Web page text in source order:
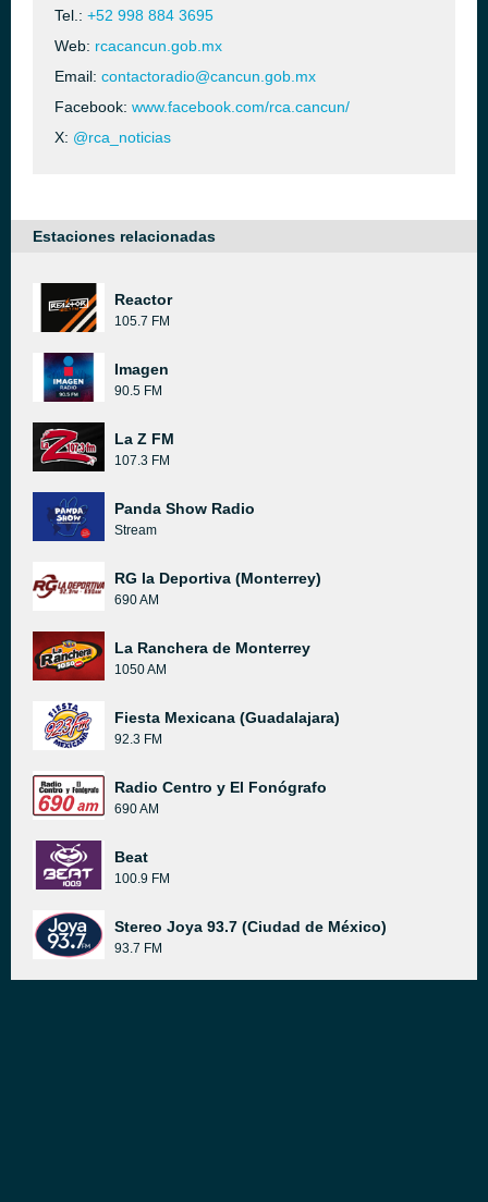
Tel.: +52 998 884 3695
Web: rcacancun.gob.mx
Email: contactoradio@cancun.gob.mx
Facebook: www.facebook.com/rca.cancun/
X: @rca_noticias
Estaciones relacionadas
Reactor
105.7 FM
Imagen
90.5 FM
La Z FM
107.3 FM
Panda Show Radio
Stream
RG la Deportiva (Monterrey)
690 AM
La Ranchera de Monterrey
1050 AM
Fiesta Mexicana (Guadalajara)
92.3 FM
Radio Centro y El Fonógrafo
690 AM
Beat
100.9 FM
Stereo Joya 93.7 (Ciudad de México)
93.7 FM